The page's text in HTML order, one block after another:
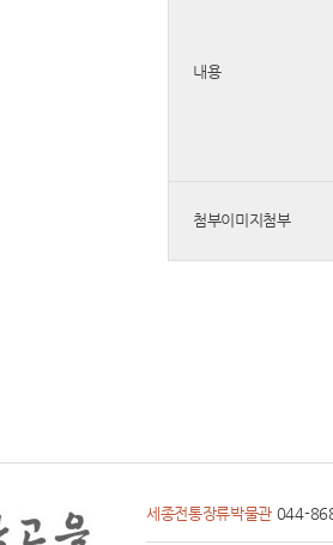
내용
첨부이미지첨부
세종전통장류박물관 044-